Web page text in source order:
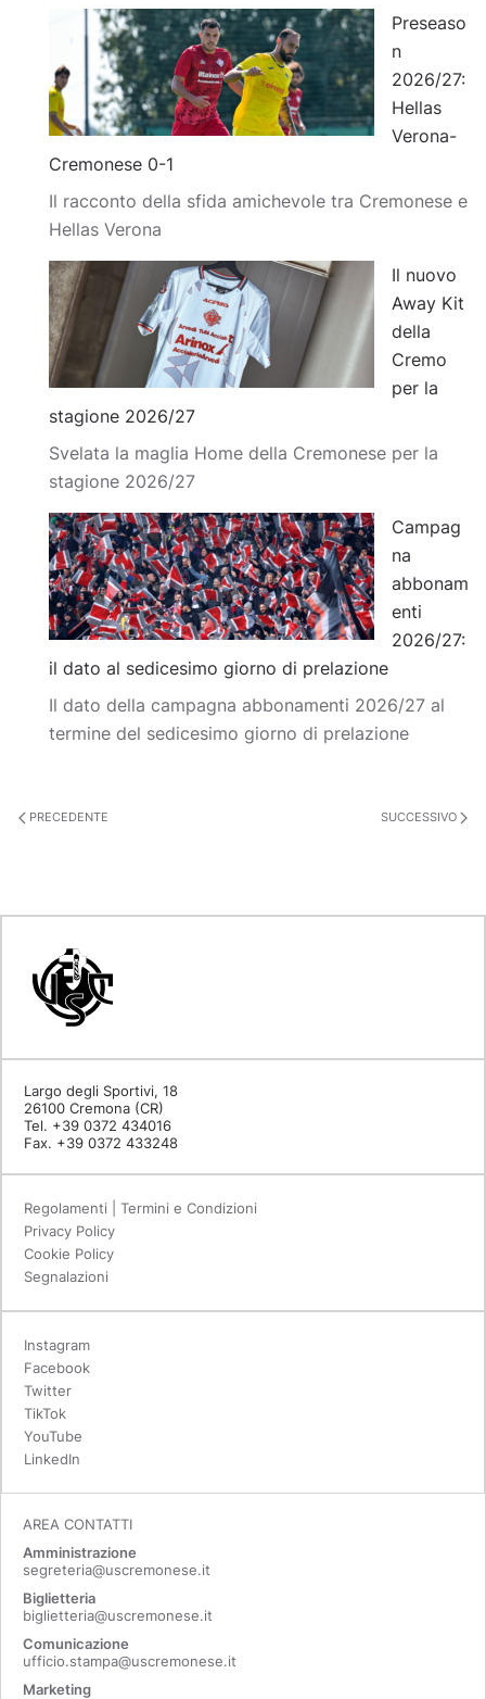
Preseaso
n
2026/27:
Hellas
Verona-
Cremonese 0-1
Il racconto della sfida amichevole tra Cremonese e
Hellas Verona
Il nuovo
Away Kit
della
Cremo
per la
stagione 2026/27
Svelata la maglia Home della Cremonese per la
stagione 2026/27
Campag
na
abbonam
enti
2026/27:
il dato al sedicesimo giorno di prelazione
Il dato della campagna abbonamenti 2026/27 al
termine del sedicesimo giorno di prelazione
PRECEDENTE SUCCESSIVO
Largo degli Sportivi, 18
26100 Cremona (CR)
Tel. +39 0372 434016
Fax. +39 0372 433248
Regolamenti | Termini e Condizioni
Privacy Policy
Cookie Policy
Segnalazioni
Instagram
Facebook
Twitter
TikTok
YouTube
LinkedIn
AREA CONTATTI
Amministrazione
segreteria@uscremonese.it
Biglietteria
biglietteria@uscremonese.it
Comunicazione
ufficio.stampa@uscremonese.it
Marketing